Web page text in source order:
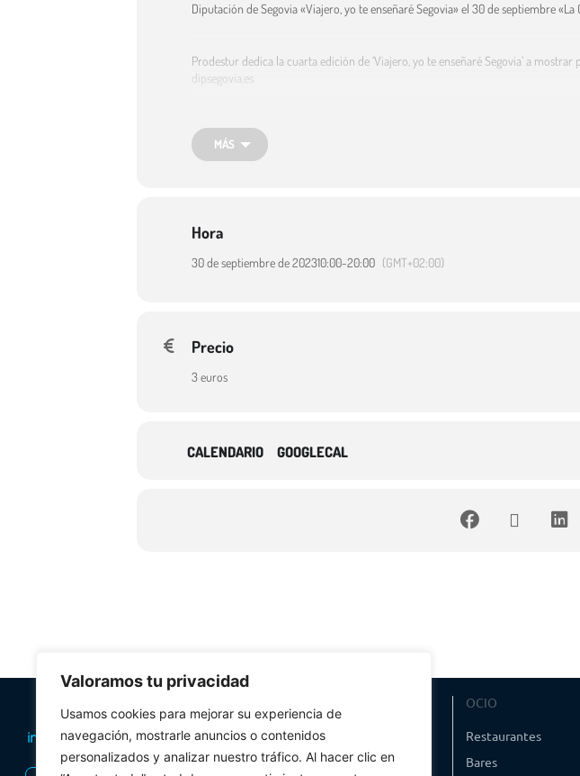
Valoramos tu privacidad
Usamos cookies para mejorar su experiencia de
navegación, mostrarle anuncios o contenidos
personalizados y analizar nuestro tráfico. Al hacer clic en
Diputación de Segovia «Viajero, yo te enseñaré Segovia» el 30 de septiembre «La
Prodestur dedica la cuarta edición de ‘Viajero, yo te enseñaré Segovia’ a
dipsegovia.es
MÁS
Hora
30 de septiembre de 202310:00-20:00 (GMT+02:00)
Precio
3 euros
CALENDARIO GOOGLECAL
Oficinas de turismo
Visitas Guiadas
OCIO
Restaurantes
Bares